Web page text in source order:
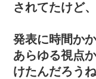
されてたけど
発表に時間か
あらゆる視点
けたんだろうね